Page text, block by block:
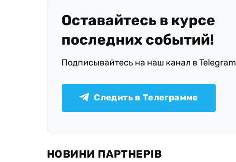
Оставайтесь в курсе
последних событий!
Подписывайтесь на наш канал в Telegram
Следить в Телеграмме